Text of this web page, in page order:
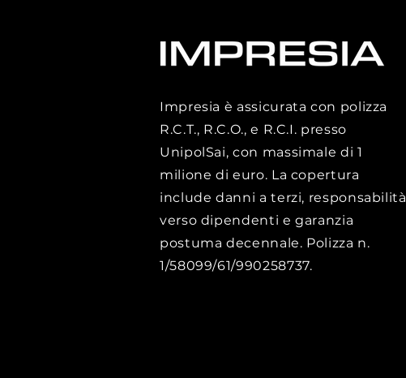
Impresia è assicurata con polizza
R.C.T., R.C.O., e R.C.I. presso
UnipolSai, con massimale di 1
milione di euro. La copertura
include danni a terzi, responsabilità
verso dipendenti e garanzia
postuma decennale. Polizza n.
1/58099/61/990258737.